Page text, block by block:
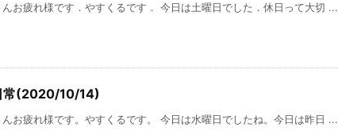
お疲れ様です．やすくるです． 今日は土曜日でした．休日って大切 ...
常(2020/10/14)
お疲れ様です。やすくるです。 今日は水曜日でしたね。今日は昨日 ...